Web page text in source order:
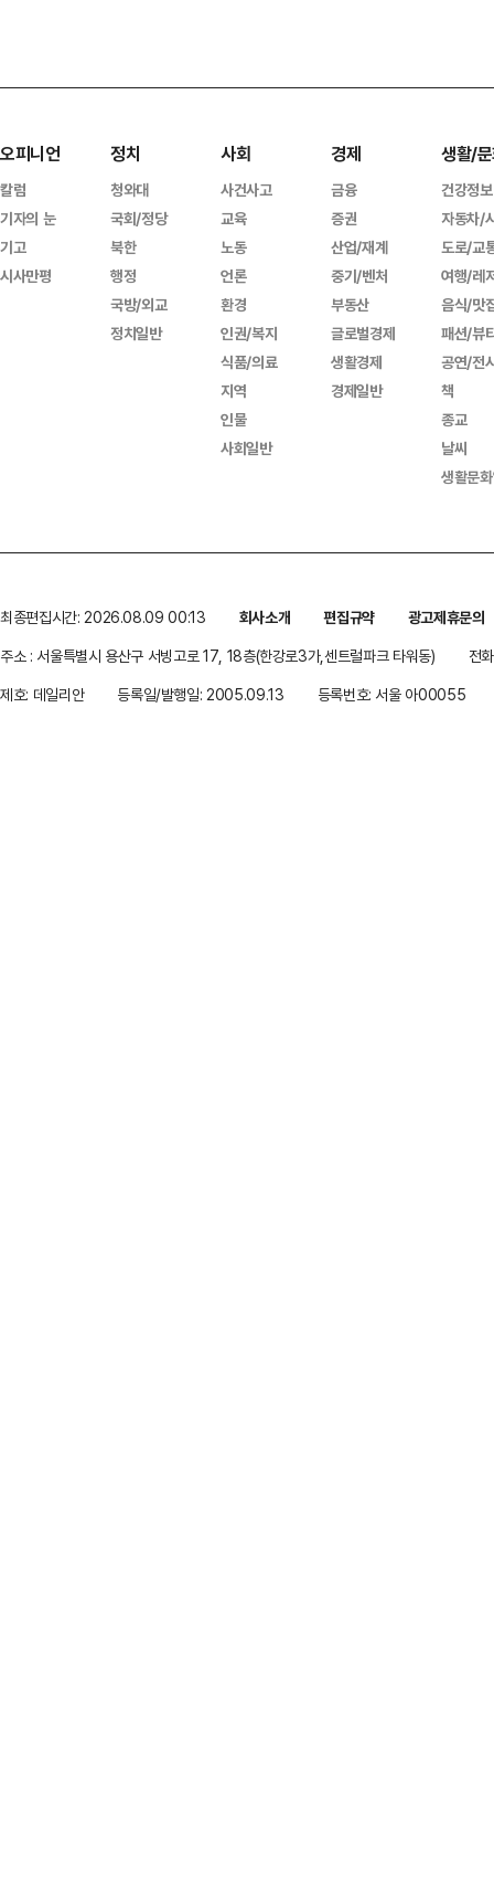
오피니언
칼럼
기자의 눈
기고
시사만평
정치
청와대
국회/정당
북한
행정
국방/외교
정치일반
사회
사건사고
교육
노동
언론
환경
인권/복지
식품/의료
지역
인물
사회일반
경제
금융
증권
산업/재계
중기/벤처
부동산
글로벌경제
생활경제
경제일반
생활/
건강정보
자동차/
도로/교
여행/레
음식/맛
패션/뷰
공연/전
책
종교
날씨
생활문
최종편집시간: 2026.08.09 00:13 회사소개 편집규약
광고제휴문의
주소 : 서울특별시 용산구 서빙고로 17, 18층(한강로3가,센트럴파크 타워동)
전
제호: 데일리안
등록일/발행일: 2005.09.13 등록번호: 서울 아00055